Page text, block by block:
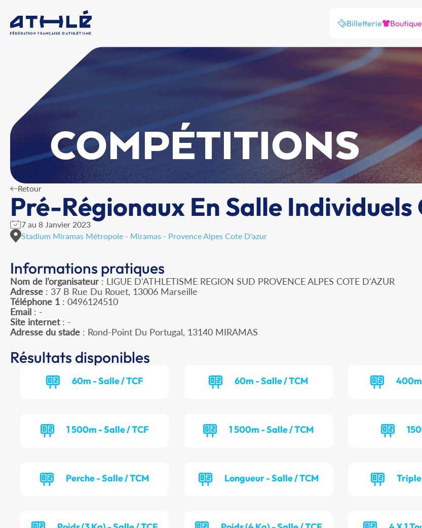
Billetterie Boutique
COMPÉTITIONS
Retour
Pré-Régionaux En Salle Individuels
7 au 8 Janvier 2023
Stadium Miramas Métropole - Miramas - Provence Alpes Cote D'azur
Informations pratiques
Nom de l’organisateur : LIGUE D'ATHLETISME REGION SUD PROVENCE ALPES COTE D'AZUR
Adresse : 37 B Rue Du Rouet, 13006 Marseille
Téléphone 1 : 0496124510
Email : -
Site internet: -
Adresse du stade : Rond-Point Du Portugal, 13140 MIRAMAS
Résultats disponibles
60m - Salle / TCF 60m - Salle / TCM 400m
1 500m - Salle / TCF 1 500m - Salle / TCM
Perche - Salle / TCM Longueur - Salle / TCM Triple